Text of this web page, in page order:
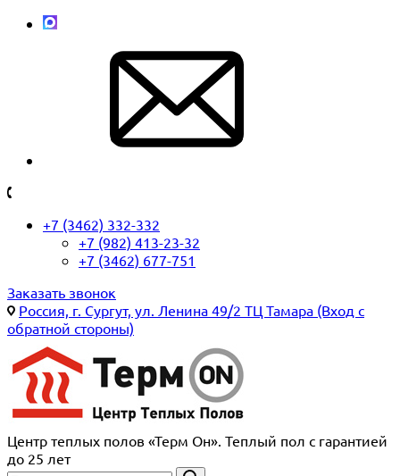
+7 (3462) 332-332
+7 (982) 413-23-32
+7 (3462) 677-751
Заказать звонок
Россия, г. Сургут, ул. Ленина 49/2 ТЦ Тамара (Вход с
обратной стороны)
Центр теплых полов «Терм Он». Теплый пол с гарантией
до 25 лет